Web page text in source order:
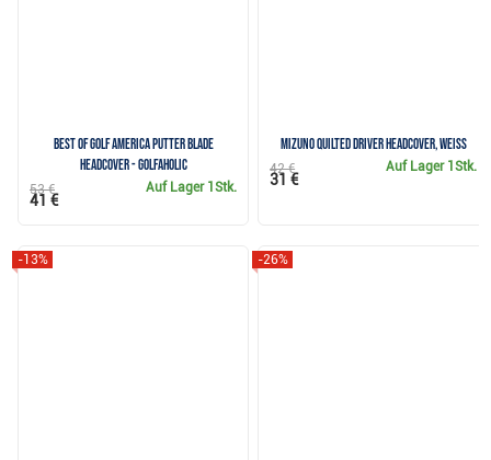
Best of Golf America putter blade
headcover - Golfaholic
Auf Lager 1Stk.
53 €
41 €
Mizuno Quilted Driver Headcover, weiss
Auf Lager 1Stk.
42 €
31 €
-13% -26%